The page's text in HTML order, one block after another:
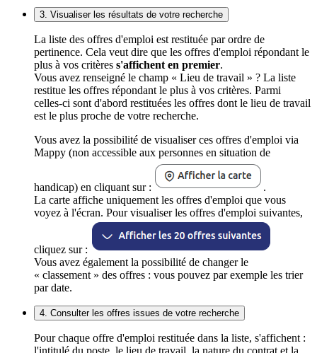
3. Visualiser les résultats de votre recherche
La liste des offres d'emploi est restituée par ordre de
pertinence. Cela veut dire que les offres d'emploi répondant le
plus à vos critères s'affichent en premier.
Vous avez renseigné le champ « Lieu de travail » ? La liste
restitue les offres répondant le plus à vos critères. Parmi
celles-ci sont d'abord restituées les offres dont le lieu de travail
est le plus proche de votre recherche.
Vous avez la possibilité de visualiser ces offres d'emploi via
Mappy (non accessible aux personnes en situation de
handicap) en cliquant sur :
.
La carte affiche uniquement les offres d'emploi que vous
voyez à l'écran. Pour visualiser les offres d'emploi suivantes,
cliquez sur :
Vous avez également la possibilité de changer le
« classement » des offres : vous pouvez par exemple les trier
par date.
4. Consulter les offres issues de votre recherche
Pour chaque offre d'emploi restituée dans la liste, s'affichent :
l'intitulé du poste, le lieu de travail, la nature du contrat et la